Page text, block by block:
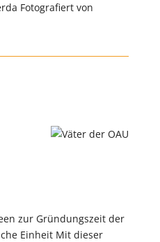
Fotografiert von
zur Gründungszeit der
Einheit Mit dieser